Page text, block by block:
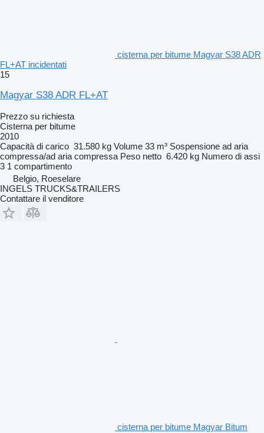
cisterna per bitume Magyar S38 ADR
FL+AT incidentati
15
Magyar S38 ADR FL+AT
Prezzo su richiesta
Cisterna per bitume
2010
Capacità di carico 31.580 kg Volume 33 m³ Sospensione ad aria
compressa/ad aria compressa Peso netto 6.420 kg Numero di assi
3 1 compartimento
Belgio, Roeselare
INGELS TRUCKS&TRAILERS
Contattare il venditore
cisterna per bitume Magyar Bitum